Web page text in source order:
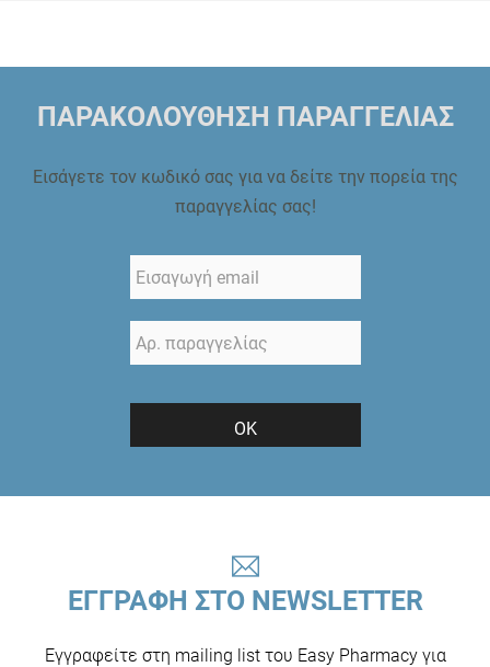
ΠΑΡΑΚΟΛΟΥΘΗΣΗ ΠΑΡΑΓΓΕΛΙΑΣ
Εισάγετε τον κωδικό σας για να δείτε την πορεία της
παραγγελίας σας!
ΟΚ
ΕΓΓΡΑΦΗ ΣΤΟ NEWSLETTER
Εγγραφείτε στη mailing list του Easy Pharmacy για